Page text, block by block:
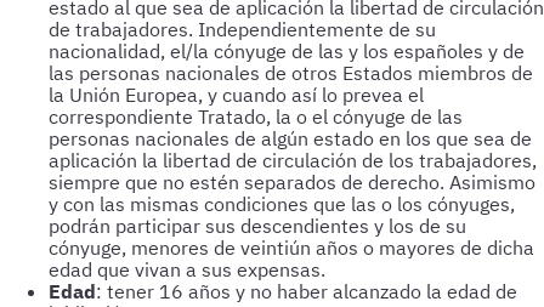
estado al que sea de aplicación la libertad de circulación
de trabajadores. Independientemente de su
nacionalidad, el/la cónyuge de las y los españoles y de
las personas nacionales de otros Estados miembros de
la Unión Europea, y cuando así lo prevea el
correspondiente Tratado, la o el cónyuge de las
personas nacionales de algún estado en los que sea de
aplicación la libertad de circulación de los trabajadores,
siempre que no estén separados de derecho. Asimismo
y con las mismas condiciones que las o los cónyuges,
podrán participar sus descendientes y los de su
cónyuge, menores de veintiún años o mayores de dicha
edad que vivan a sus expensas.
Edad: tener 16 años y no haber alcanzado la edad de